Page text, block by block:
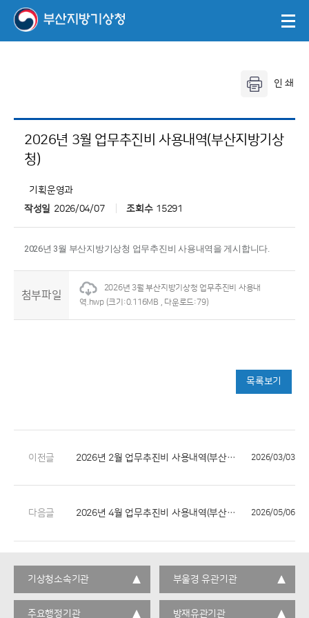
2026년 3월 업무추진비 사용내역(부산지방기상
청)
기획운영과
작성일 2026/04/07 조회수 15291
2026년 3월 부산지방기상청 업무추진비 사용내역을 게시합니다.
첨부파일
2026년 3월 부산지방기상청 업무추진비 사용내
역.hwp (크기:0.116MB , 다운로드:79)
목록보기
이전글 2026년 2월 업무추진비 사용내역(부산지방기상청) 2026/03/03
다음글 2026년 4월 업무추진비 사용내역(부산지방기상청) 2026/05/06
기상청소속기관 부울경 유관기관
주요행정기관 방재유관기관